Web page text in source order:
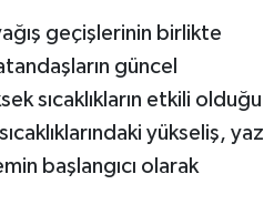
geçişlerinin birlikte
güncel
sıcaklıkların etkili olduğu
yükseliş, yaz
başlangıcı olarak